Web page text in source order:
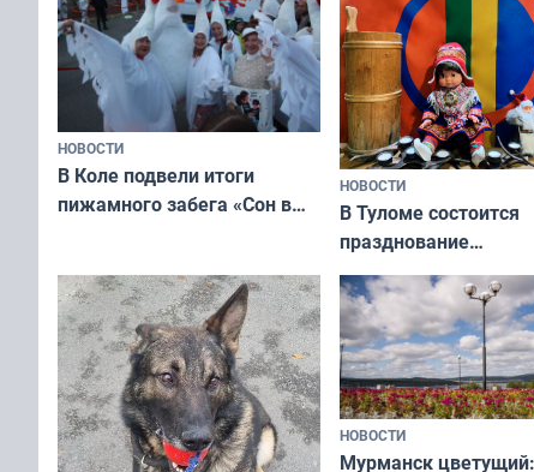
НОВОСТИ
В Коле подвели итоги
пижамного забега «Сон в
НОВОСТИ
В Туломе состоится
празднование
Международного
коренных народов
НОВОСТИ
Мурманск